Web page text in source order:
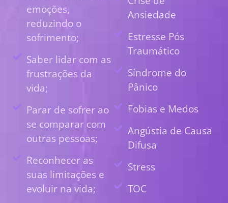
emoções,
reduzindo o
sofrimento;
Saber lidar com as
frustrações da
vida;
Parar de sofrer ao
se comparar com
outras pessoas;
Reconhecer as
suas limitações e
evoluir na vida;
Ansiedade
Estresse Pós
Traumático
Síndrome do
Pânico
Fobias e Medos
Angústia de Causa
Difusa
Stress
TOC